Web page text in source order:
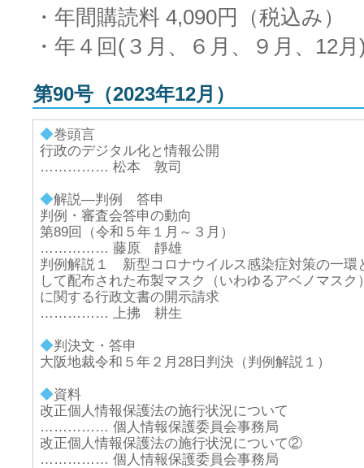
・年間購読料 4,090円（税込み
・年４回(３月、６月、９月、12
第90号（2023年12月）
◆巻頭言
行政のデジタル化と情報公開
…………… 松本 敦司
◆解説―判例 答申
判例・審査会答申の動向
第89回（令和５年１月～３月）
…………… 藤原 靜雄
判例解説１ 新型コロナウイルス感染症対策の一環
して配布された布製マスク（いわゆるアベノマスク
に関する行政文書の開示請求
…………… 上拂 耕生
◆判決文・答申
大阪地裁令和５年２月28日判決（判例解説１）
◆資料
改正個人情報保護法の施行状況について
…………… 個人情報保護委員会事務局
改正個人情報保護法の施行状況について②
…………… 個人情報保護委員会事務局